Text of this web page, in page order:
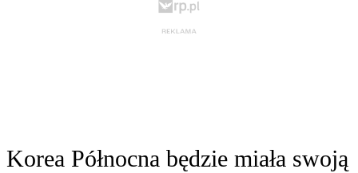
Korea Północna będzie miała swoją